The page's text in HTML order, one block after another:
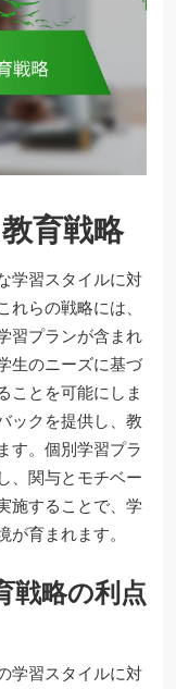
育戦略
学習スタイルに対
らの戦略には、
習プランが含まれ
生のニーズに基づ
ことを可能にしま
ックを提供し、教
す。個別学習プラ
、関与とモチベー
施することで、学
育まれます。
戦略の利点
学習スタイルに対